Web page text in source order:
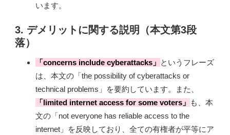
います。
3. デメリットに関する説明
（本文第3段
落）
「concerns include cyberattacks」 というフレーズ
は、本文の「the possibility of cyberattacks or
technical problems」を要約しています。また、
「limited internet access for some voters」
も、本
文の「not everyone has reliable access to the
internet」を反映しており、全ての有権者が平等にア